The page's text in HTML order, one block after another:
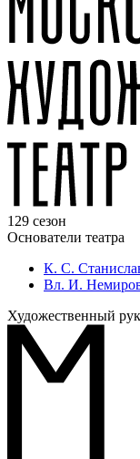
129 сезон
Основатели театра
К. С.
Вл. И.
Художественный